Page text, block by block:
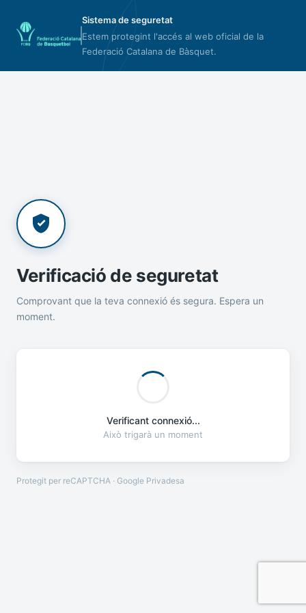
Sistema de seguretat
Estem protegint l'accés al web oficial de la
Federació Catalana de Bàsquet.
Verificació de seguretat
Comprovant que la teva connexió és segura. Espera un
moment.
Verificant connexió...
Això trigarà un moment
Protegit per reCAPTCHA · Google Privadesa